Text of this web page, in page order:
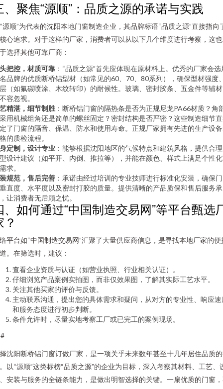
、聚焦“源顺”：品质之源的承诺与实践
源顺”为代表的沈阳本地门窗制造企业，其品牌标语“品质之源”直接指向
心追求。对于这样的厂家，消费者可以从以下几个维度进行考察，这
选择其他可靠厂商：
把控，材质可靠 ：“品质之源”首先应体现在原材料上。优秀的厂家会选
品牌的优质断桥铝型材（如常见的60、70、80系列），确保型材强度
（如氟碳喷涂、木纹转印）的耐候性。玻璃、密封胶条、五金件等辅
容忽视。
精湛，细节制胜 ：断桥铝门窗的隔热条是否为正规尼龙PA66材质？角
用机械组角还是简单的螺丝固定？密封结构是否严密？这些制造细节
了门窗的隔音、保温、防水和使用寿命。正规厂家拥有先进的生产设
的质检流程。
定制，设计专业 ：能够根据沈阳地区的气候特点和建筑风格，提供合
设计建议（如平开、内倒、推拉等），并能在颜色、样式上满足个性
求。
规范，售后完善 ：承诺由经过培训的专业技师进行标准化安装，确保
直度、水平度以及密封打胶的质量。提供清晰的产品质保和售后服务承
让消费者无后顾之忧。
、如何通过“中国制造交易网”等平台甄选
？
平台如“中国制造交易网”汇聚了大量供应商信息，是寻找本地厂家的便
。在筛选时，建议：
查看企业资质与认证（如营业执照、行业相关认证）。
仔细浏览产品案例实拍图，而非仅效果图，了解其实际工艺水平。
关注其他买家的评价与反馈。
主动联系沟通，提出您的具体需求和疑问，从对方的专业性、响应速
和服务态度进行初步判断。
条件允许时，尽量实地考察工厂或已完工的案例现场。
沈阳断桥铝门窗订做厂家，是一项关乎未来数年甚至十几年居住品质
以“源顺”这类标榜“品质之源”的企业为目标，深入考察其材料、工艺、
安装与服务的全链条能力，是做出明智选择的关键。一扇优质的门窗